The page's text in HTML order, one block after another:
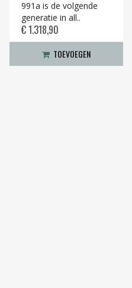
991a is de volgende
generatie in all..
€ 1.318,90
TOEVOEGEN